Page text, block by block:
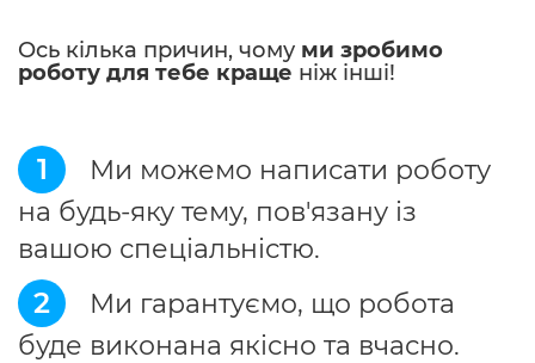
Ось кілька причин, чому ми зробимо
роботу для тебе краще ніж інші!
1
Ми можемо написати роботу
на будь-яку тему, пов'язану із
вашою спеціальністю.
2
Ми гарантуємо, що робота
буде виконана якісно та вчасно.